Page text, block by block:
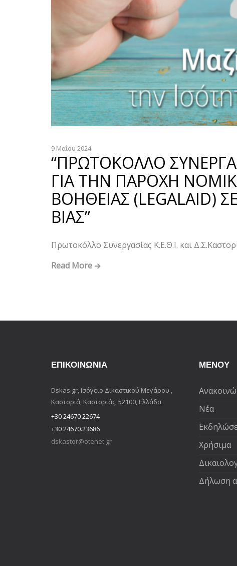
9 Μαΐου 2024
“ΠΡΩΤΟΚΟΛΛΟ
ΓΙΑ ΤΗΝ ΠΑΡΟΧΗ
ΒΟΗΘΕΙΑΣ (LEGALAID)
ΒΙΑΣ”
Πρωτοκόλλο Συνεργασίας Κ.Ε.Θ.Ι. και
Read More
ΕΠΙΚΟΙΝΩΝΊΑ
Dskas.gr, Ισόγειο Δικαστικού Μεγάρου ,
Καστοριά, Καστοριάς, 52100, Ελλάδα
+30 24670 22674
+30 24670.23686
dskastor@otenet.gr
ΜΕΝΟΥ
Νέα
Χρήσιμα
Δήλωση